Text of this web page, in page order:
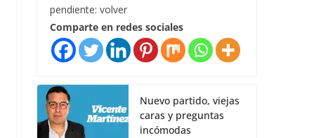
pendiente: volver
Comparte en redes sociales
Nuevo partido, viejas
caras y preguntas
incómodas